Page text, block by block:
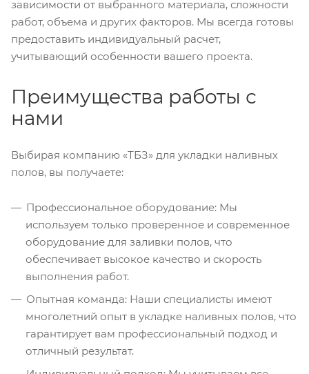
зависимости от выбранного материала, сложности
работ, объема и других факторов. Мы всегда готовы
предоставить индивидуальный расчет,
учитывающий особенности вашего проекта.
Преимущества работы с
нами
Выбирая компанию «ТБЗ» для укладки наливных
полов, вы получаете:
Профессиональное оборудование: Мы
используем только проверенное и современное
оборудование для заливки полов, что
обеспечивает высокое качество и скорость
выполнения работ.
Опытная команда: Наши специалисты имеют
многолетний опыт в укладке наливных полов, что
гарантирует вам профессиональный подход и
отличный результат.